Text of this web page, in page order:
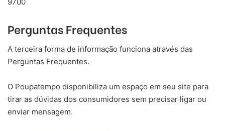
Perguntas Frequentes
A terceira forma de informação funciona através das
Perguntas Frequentes.
O Poupatempo disponibiliza um espaço em seu site para
tirar as dúvidas dos consumidores sem precisar ligar ou
enviar mensagem.